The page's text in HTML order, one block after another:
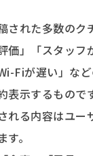
された多数のク
価」「スタッフ
Fiが遅い」な
表示するものです
れる内容はユー
。